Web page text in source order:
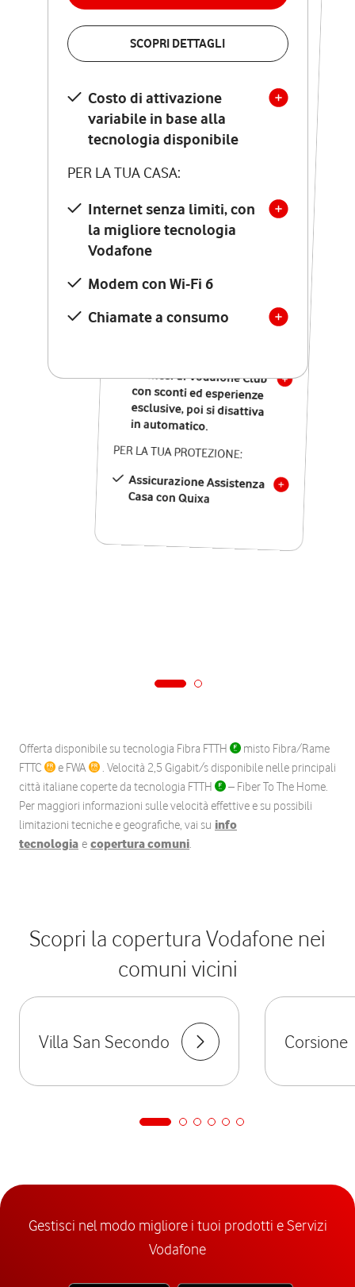
SCOPRI DETTAGLI
Costo di attivazione
variabile in base alla
tecnologia disponibile
PER LA TUA CASA:
Internet senza limiti, con
la migliore tecnologia
Vodafone
Modem con Wi-Fi 6
Chiamate a consumo
VERIFICA LA COPERTURA
Costo di attivazione
variabile in base alla
tecnologia disponibile
PER LA TUA CASA:
Internet senza limiti, con
la migliore tecnologia
Vodafone
Modem Seven con Wi-Fi 7
Chiamate illimitate verso
numeri fissi e mobili
nazionali
12 mesi di Vodafone Club
con sconti ed esperienze
esclusive, poi si disattiva
in automatico.
PER LA TUA PROTEZIONE:
Assicurazione Assistenza
Casa con Quixa
Offerta disponibile su tecnologia Fibra FTTH
misto Fibra/Rame
FTTC
e FWA
. Velocità 2,5 Gigabit/s disponibile nelle principali
città italiane coperte da tecnologia FTTH
– Fiber To The Home.
Per maggiori informazioni sulle velocità effettive e su possibili
limitazioni tecniche e geografiche, vai su info
tecnologia e copertura comuni.
Scopri la copertura Vodafone nei
comuni vicini
Villa San Secondo Corsione
Gestisci nel modo migliore i tuoi prodotti e Servizi
Vodafone